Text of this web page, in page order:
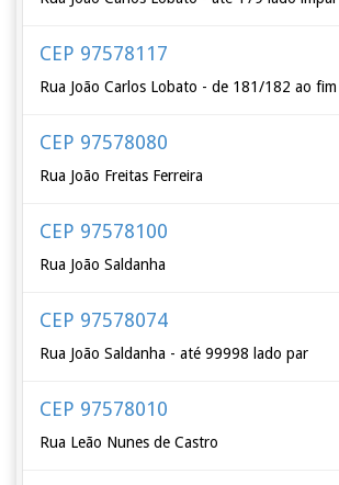
CEP 97578117
Rua João Carlos Lobato - de 181/182 ao fim
CEP 97578080
Rua João Freitas Ferreira
CEP 97578100
Rua João Saldanha
CEP 97578074
Rua João Saldanha - até 99998 lado par
CEP 97578010
Rua Leão Nunes de Castro